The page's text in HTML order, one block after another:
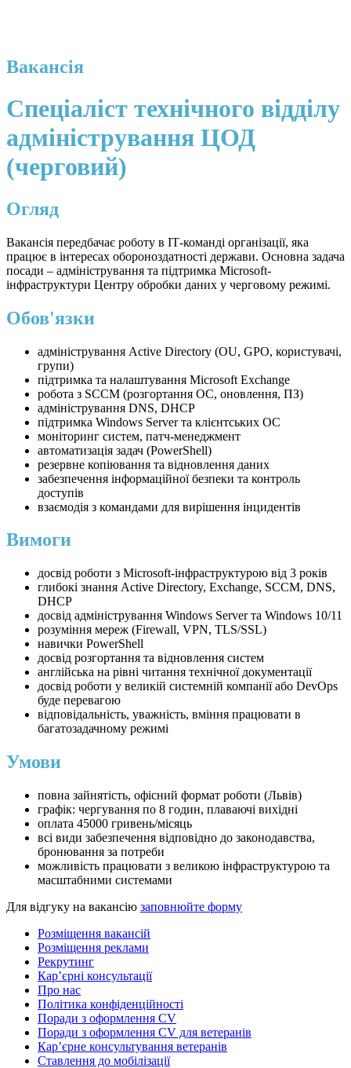
Вакансія
Спеціаліст технічного відділу
адміністрування ЦОД
(черговий)
Огляд
Вакансія передбачає роботу в ІТ-команді організації, яка
працює в інтересах обороноздатності держави. Основна задача
посади – адміністрування та підтримка Microsoft-
інфраструктури Центру обробки даних у черговому режимі.
Обов'язки
адміністрування Active Directory (OU, GPO, користувачі,
групи)
підтримка та налаштування Microsoft Exchange
робота з SCCM (розгортання ОС, оновлення, ПЗ)
адміністрування DNS, DHCP
підтримка Windows Server та клієнтських ОС
моніторинг систем, патч-менеджмент
автоматизація задач (PowerShell)
резервне копіювання та відновлення даних
забезпечення інформаційної безпеки та контроль
доступів
взаємодія з командами для вирішення інцидентів
Вимоги
досвід роботи з Microsoft-інфраструктурою від 3 років
глибокі знання Active Directory, Exchange, SCCM, DNS,
DHCP
досвід адміністрування Windows Server та Windows 10/11
розуміння мереж (Firewall, VPN, TLS/SSL)
навички PowerShell
досвід розгортання та відновлення систем
англійська на рівні читання технічної документації
досвід роботи у великій системній компанії або DevOps
буде перевагою
відповідальність, уважність, вміння працювати в
багатозадачному режимі
Умови
повна зайнятість, офісний формат роботи (Львів)
графік: чергування по 8 годин, плаваючі вихідні
оплата 45000 гривень/місяць
всі види забезпечення відповідно до законодавства,
бронювання за потреби
можливість працювати з великою інфраструктурою та
масштабними системами
Для відгуку на вакансію заповнюйте форму
Розміщення вакансій
Розміщення реклами
Рекрутинг
Карʼєрні консультації
Про нас
Політика конфіденційності
Поради з оформлення CV
Поради з оформлення CV для ветеранів
Карʼєрне консультування ветеранів
Ставлення до мобілізації